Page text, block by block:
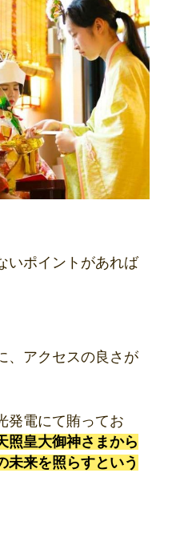
いポイントがあれば
、アクセスの良さが
発電にて賄ってお
照皇大御神さまから
未来を照らすという